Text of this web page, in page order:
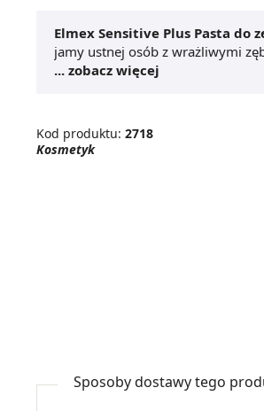
Elmex Sensitive Plus Pasta do
jamy ustnej osób z wrażliwymi
przed nadwrażliwością,
szyjkami zębowymi, a także do
czemu sprawdzi się także w
... zobacz więcej
Kod produktu: 2718
Kosmetyk
Sposoby dostawy tego